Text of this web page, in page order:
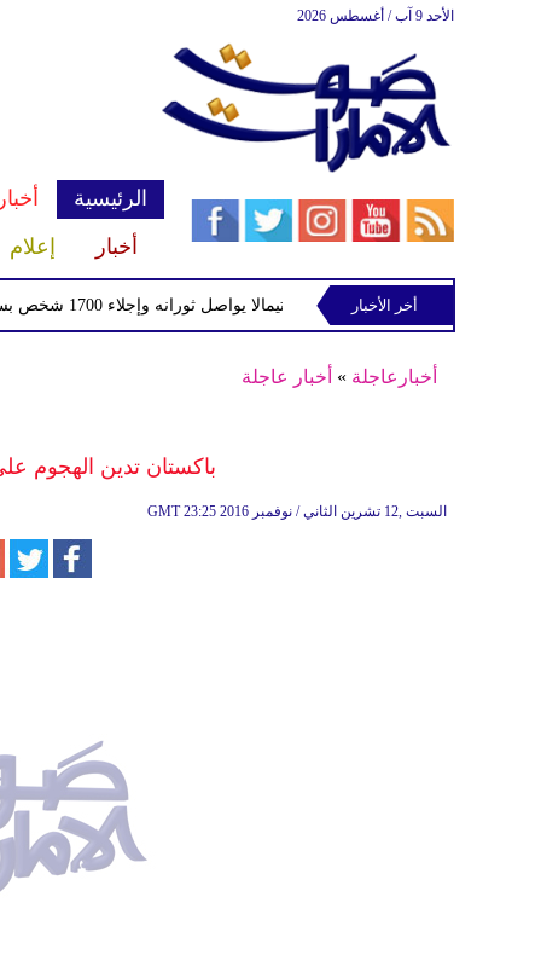
الأحد 9 آب / أغسطس 2026
الرئيسية
أخبار
إعلام
بركان فويجو في جواتيمالا يواصل ثورانه وإجلاء 1700 شخص بسبب الرماد والتدفقات الطينية
أخر الأخبار
أخبارعاجلة » أخبار عاجلة
باكستان تدين الهجوم
GMT 23:25 2016 السبت ,12 تشرين الثاني / نوفمبر